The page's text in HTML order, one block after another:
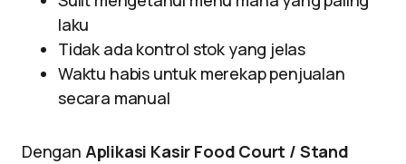
laku
Tidak ada kontrol stok yang jelas
Waktu habis untuk merekap penjualan
secara manual
Dengan Aplikasi Kasir Food Court / Stand